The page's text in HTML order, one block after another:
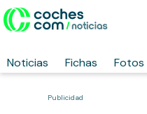
Noticias Fichas Fotos
Publicidad